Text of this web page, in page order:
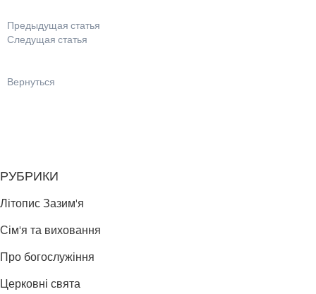
Предыдущая статья
Следущая статья
Вернуться
РУБРИКИ
Літопис Зазим'я
Сім'я та виховання
Про богослужіння
Церковні свята